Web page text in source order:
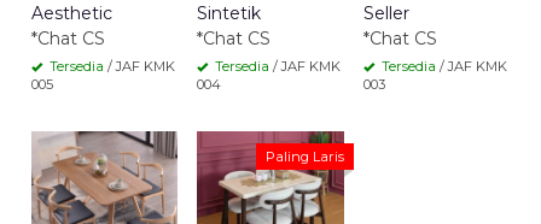
Aesthetic
*Chat CS
Tersedia / JAF KMK
005
Sintetik
*Chat CS
Tersedia / JAF KMK
004
Seller
*Chat CS
Tersedia / JAF KMK
003
Paling Laris